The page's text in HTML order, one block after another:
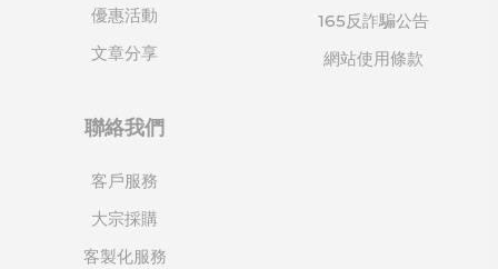
優惠活動
文章分享
165反詐騙公告
網站使用條款
聯絡我們
客戶服務
大宗採購
客製化服務